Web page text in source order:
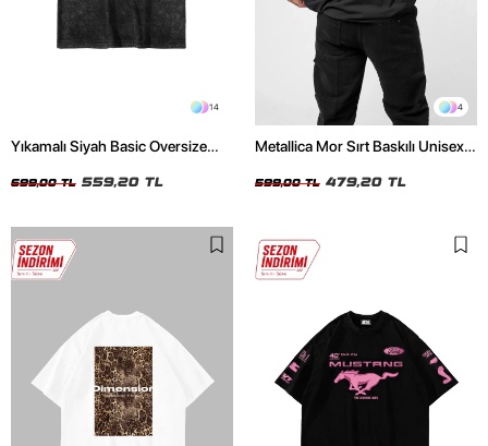
14
Yıkamalı Siyah Basic Oversize
699,00 TL 559,20 TL
4
Metallica Mor Sırt Baskılı Unisex
599,00 TL 479,20 TL